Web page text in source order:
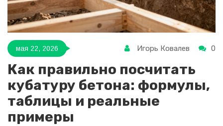
мая 22, 2026 Игорь Ковалев 0
Как правильно посчитать
кубатуру бетона: формулы,
таблицы и реальные
примеры